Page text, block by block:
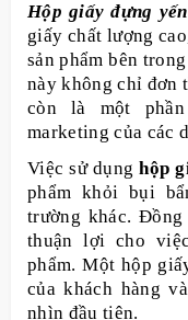
Hộp giấy đựng
giấy chất lượng
sản phẩm bên
này không chỉ đơn
còn là một
marketing của các
Việc sử dụnghộp
phẩm khỏi bụi
trường khác.
thuận lợi cho
phẩm. Một hộp
của khách hàng
nhìn đầu tiên.